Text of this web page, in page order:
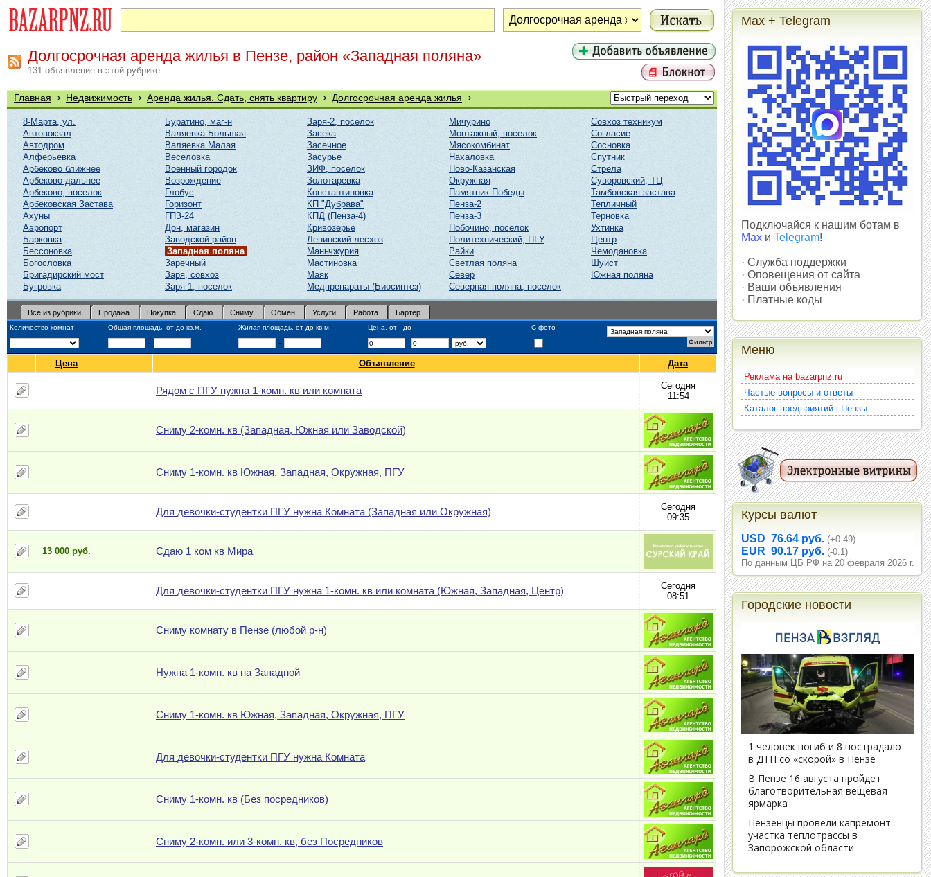
Долгосрочная аренда жилья в Пензе, район «Западная поляна»
131 объявление в этой рубрике
Главная › Недвижимость › Аренда жилья. Сдать, снять квартиру › Долгосрочная аренда жилья ›
8-Марта, ул.
Автовокзал
Автодром
Алферьевка
Арбеково ближнее
Арбеково дальнее
Арбеково, поселок
Арбековская Застава
Ахуны
Аэропорт
Барковка
Бессоновка
Богословка
Бригадирский мост
Бугровка
Буратино, маг-н
Валяевка Большая
Валяевка Малая
Веселовка
Военный городок
Возрождение
Глобус
Горизонт
ГПЗ-24
Дон, магазин
Заводской район
Западная поляна
Заречный
Заря, совхоз
Заря-1, поселок
Заря-2, поселок
Засека
Засечное
Засурье
ЗИФ, поселок
Золотаревка
Константиновка
КП "Дубрава"
КПД (Пенза-4)
Кривозерье
Ленинский лесхоз
Маньчжурия
Мастиновка
Маяк
Медпрепараты (Биосинтез)
Мичурино
Монтажный, поселок
Мясокомбинат
Нахаловка
Ново-Казанская
Окружная
Памятник Победы
Пенза-2
Пенза-3
Побочино, поселок
Политехнический, ПГУ
Райки
Светлая поляна
Север
Северная поляна, поселок
Совхоз техникум
Согласие
Сосновка
Спутник
Стрела
Суворовский, ТЦ
Тамбовская застава
Тепличный
Терновка
Ухтинка
Центр
Чемодановка
Шуист
Южная поляна
Все из рубрики Продажа Покупка Сдаю Сниму Обмен Услуги Работа Бартер
Количество комнат Общая площадь, от-до кв.м. Жилая площадь, от-до кв.м. Цена, от - до С фото
- - -
Цена Объявление Дата
Рядом с ПГУ нужна 1-комн. кв или комната
Сегодня
11:54
Сниму 2-комн. кв (Западная, Южная или Заводской)
Сниму 1-комн. кв Южная, Западная, Окружная, ПГУ
Для девочки-студентки ПГУ нужна Комната (Западная или Окружная)
Сегодня
09:35
13 000 руб. Сдаю 1 ком кв Мира
Для девочки-студентки ПГУ нужна 1-комн. кв или комната (Южная, Западная, Центр)
Сегодня
08:51
Сниму комнату в Пензе (любой р-н)
Нужна 1-комн. кв на Западной
Сниму 1-комн. кв Южная, Западная, Окружная, ПГУ
Для девочки-студентки ПГУ нужна Комната
Сниму 1-комн. кв (Без посредников)
Сниму 2-комн. или 3-комн. кв, без Посредников
Max + Telegram
Подключайся к нашим ботам в
Max и Telegram!
· Служба поддержки
· Оповещения от сайта
· Ваши объявления
· Платные коды
Меню
Реклама на bazarpnz.ru
Частые вопросы и ответы
Каталог предприятий г.Пензы
Курсы валют
USD 76.64 руб. (+0.49)
EUR 90.17 руб. (-0.1)
По данным ЦБ РФ на 20 февраля 2026 г.
Городские новости